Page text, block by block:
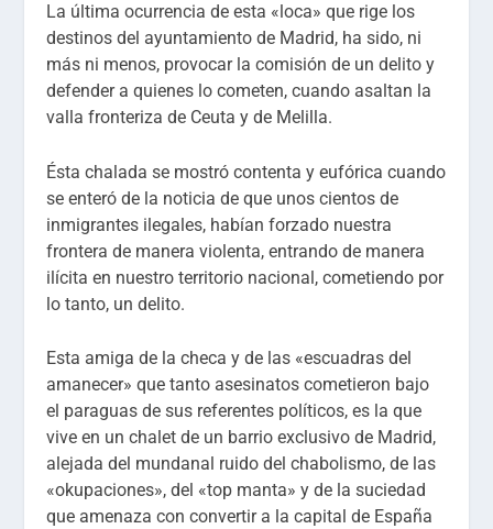
La última ocurrencia de esta «loca» que rige los
destinos del ayuntamiento de Madrid, ha sido, ni
más ni menos, provocar la comisión de un delito y
defender a quienes lo cometen, cuando asaltan la
valla fronteriza de Ceuta y de Melilla.
Ésta chalada se mostró contenta y eufórica cuando
se enteró de la noticia de que unos cientos de
inmigrantes ilegales, habían forzado nuestra
frontera de manera violenta, entrando de manera
ilícita en nuestro territorio nacional, cometiendo por
lo tanto, un delito.
Esta amiga de la checa y de las «escuadras del
amanecer» que tanto asesinatos cometieron bajo
el paraguas de sus referentes políticos, es la que
vive en un chalet de un barrio exclusivo de Madrid,
alejada del mundanal ruido del chabolismo, de las
«okupaciones», del «top manta» y de la suciedad
que amenaza con convertir a la capital de España